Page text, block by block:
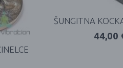
ŠUNGITNA
44,00